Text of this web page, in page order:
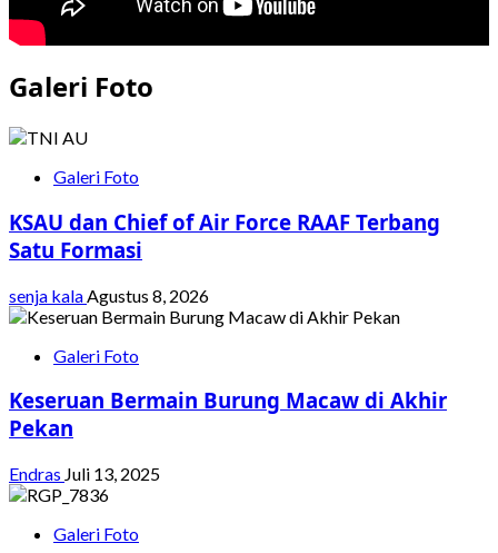
Galeri Foto
Galeri Foto
KSAU dan Chief of Air Force RAAF Terbang
Satu Formasi
senja kala Agustus 8, 2026
Galeri Foto
Keseruan Bermain Burung Macaw di Akhir
Pekan
Endras Juli 13, 2025
Galeri Foto